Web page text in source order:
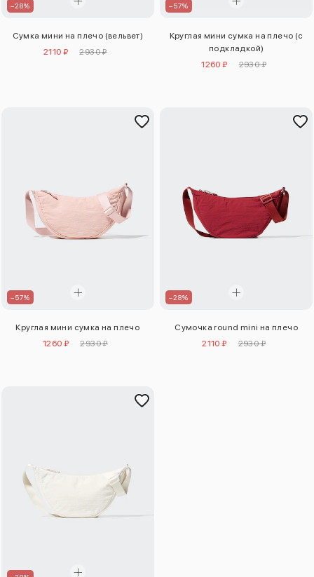
–28%
Сумка мини на плечо (вельвет)
2110 ₽
2930 ₽
–57%
Круглая мини сумка на плечо (с
подкладкой)
1260 ₽
2930 ₽
–57%
Круглая мини сумка на плечо
1260 ₽
2930 ₽
–28%
Сумочка round mini на плечо
2110 ₽
2930 ₽